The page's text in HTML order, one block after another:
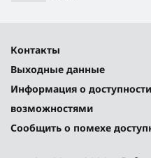
Контакты
Выходные данные
Информация о
возможностями
Сообщить о помехе